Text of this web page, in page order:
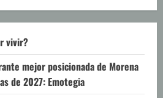
vivir?
mejor posicionada de Morena
de 2027: Emotegia